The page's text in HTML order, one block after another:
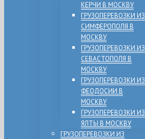
КЕРЧИ В МОСКВУ
ГРУЗОПЕРЕВОЗКИ ИЗ
СИМФЕРОПОЛЯ В
МОСКВУ
ГРУЗОПЕРЕВОЗКИ ИЗ
СЕВАСТОПОЛЯ В
МОСКВУ
ГРУЗОПЕРЕВОЗКИ ИЗ
ФЕОДОСИИ В
МОСКВУ
ГРУЗОПЕРЕВОЗКИ ИЗ
ЯЛТЫ В МОСКВУ
ГРУЗОПЕРЕВОЗКИ ИЗ